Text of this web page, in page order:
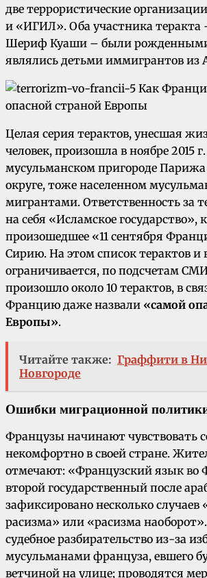
две террористические
и «ИГИЛ». Оба участника
Шериф Куаши – были
являлись детьми иммигрантов из
Целая серия терактов, унесшая
человек, произошла в ноябре 2015
мусульманском пригороде
округе, тоже населенном
мигрантами. Ответственность за
на себя «Исламское государство»,
произошедшее «11 сентября
Сирию. На этом список терактов и
ограничивается, по подсчетам
произошло около 10 терактов, в
Францию даже назвали «самой
Европы».
Читайте также: Граффити в
Новгороде
Ошибки миграционной
Французы начинают чувствовать
некомфортно в своей стране.
отмечают: «Французский язык во
второй государственный после
зафиксировано несколько случаев
расизма» или «расизма
судебное разбирательство из-за
мусульманами француза, евшего
ветчиной на улице; проводятся